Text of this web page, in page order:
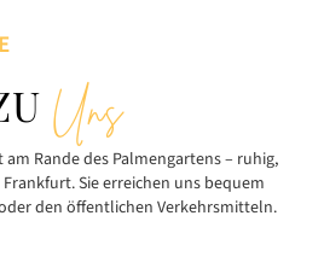
Uns
am Rande des Palmengartens – ruhig,
Sie erreichen uns bequem
den öffentlichen Verkehrsmitteln.